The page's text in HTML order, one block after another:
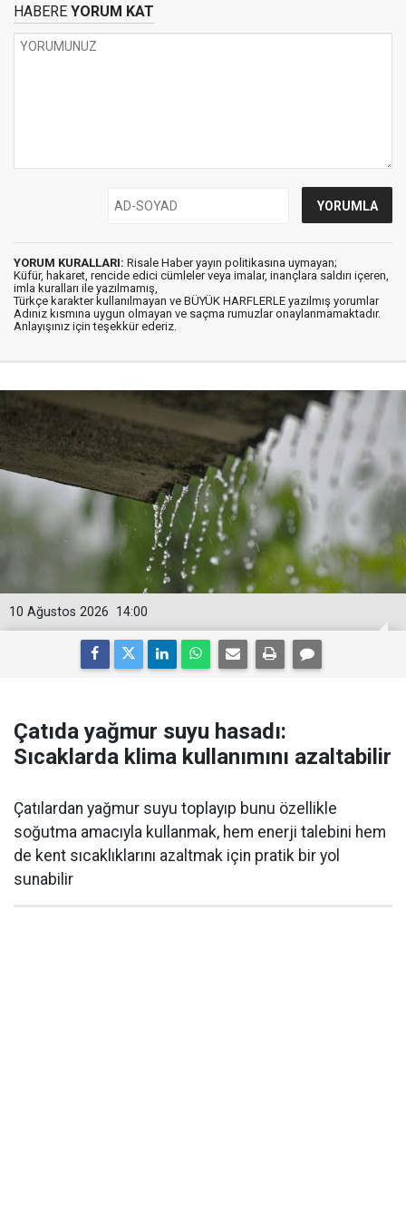
HABERE YORUM KAT
YORUM KURALLARI: Risale Haber yayın politikasına uymayan;
Küfür, hakaret, rencide edici cümleler veya imalar, inançlara saldırı içeren,
imla kuralları ile yazılmamış,
Türkçe karakter kullanılmayan ve BÜYÜK HARFLERLE yazılmış yorumlar
Adınız kısmına uygun olmayan ve saçma rumuzlar onaylanmamaktadır.
Anlayışınız için teşekkür ederiz.
14:00
10 Ağustos 2026
Çatıda yağmur suyu hasadı:
Sıcaklarda klima kullanımını azaltabilir
Çatılardan yağmur suyu toplayıp bunu özellikle
soğutma amacıyla kullanmak, hem enerji talebini hem
de kent sıcaklıklarını azaltmak için pratik bir yol
sunabilir